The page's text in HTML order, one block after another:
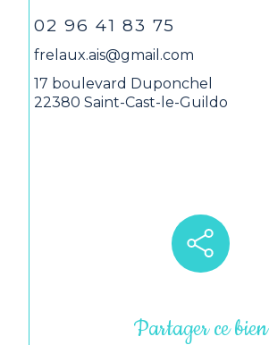
02 96 41 83 75
frelaux.ais@gmail.com
17 boulevard Duponchel
22380 Saint-Cast-le-Guildo
Partager ce bien